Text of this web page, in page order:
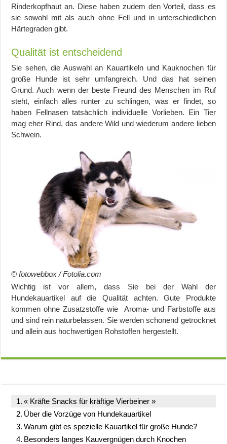
Rinderkopfhaut an. Diese haben zudem den Vorteil, dass es
sie sowohl mit als auch ohne Fell und in unterschiedlichen
Härtegraden gibt.
Qualität ist entscheidend
Sie sehen, die Auswahl an Kauartikeln und Kauknochen für
große Hunde ist sehr umfangreich. Und das hat seinen
Grund. Auch wenn der beste Freund des Menschen im Ruf
steht, einfach alles runter zu schlingen, was er findet, so
haben Fellnasen tatsächlich individuelle Vorlieben. Ein Tier
mag eher Rind, das andere Wild und wiederum andere lieben
Schwein.
© fotowebbox / Fotolia.com
Wichtig ist vor allem, dass Sie bei der Wahl der
Hundekauartikel auf die Qualität achten. Gute Produkte
kommen ohne Zusatzstoffe wie Aroma- und Farbstoffe aus
und sind rein naturbelassen. Sie werden schonend getrocknet
und allein aus hochwertigen Rohstoffen hergestellt.
« Kräfte Snacks für kräftige Vierbeiner »
Über die Vorzüge von Hundekauartikel
Warum gibt es spezielle Kauartikel für große Hunde?
Besonders langes Kauvergnügen durch Knochen